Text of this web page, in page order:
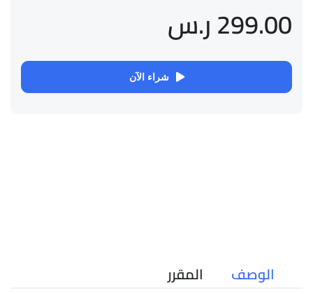
الوصف المقرر
299.00 ر.س
شراء الآن